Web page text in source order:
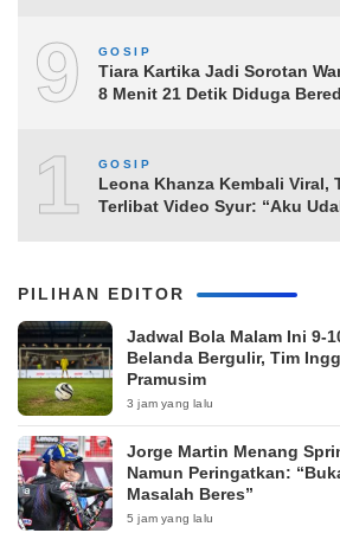
9 GOSIP
Tiara Kartika Jadi Sorotan
8 Menit 21 Detik Diduga
10
GOSIP
Leona Khanza Kembali Viral,
Terlibat Video Syur: “Aku
PILIHAN EDITOR
Jadwal Bola Malam Ini 9-
Belanda Bergulir, Tim
Pramusim
3 jam yang lalu
Jorge Martin Menang
Namun Peringatkan:
Masalah Beres”
5 jam yang lalu